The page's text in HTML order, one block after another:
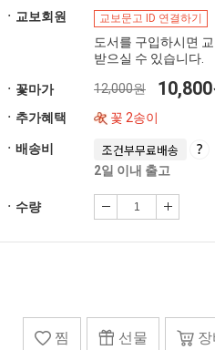
ㆍ교보회원
교보문고 ID 연결하기
도서를 구입하시면
받으실 수 있습니다.
ㆍ꽃마가 12,000원
ㆍ추가혜택 꽃 2송이
ㆍ배송비 조건부무료배송
2일 이내 출고
ㆍ수량
찜 선물